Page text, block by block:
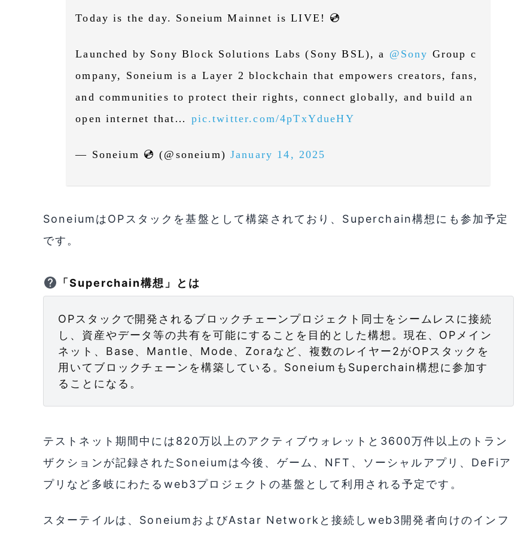
Today is the day. Soneium Mainnet is LIVE! 💿
Launched by Sony Block Solutions Labs (Sony BSL), a @Sony Group c
ompany, Soneium is a Layer 2 blockchain that empowers creators, fans,
and communities to protect their rights, connect globally, and build an
open internet that… pic.twitter.com/4pTxYdueHY
— Soneium 💿 (@soneium)January 14, 2025
SoneiumはOPスタックを基盤として構築されており、Superchain構想にも参加予定
です。
「Superchain構想」とは
OPスタックで開発されるブロックチェーンプロジェクト同士をシームレスに接続
し、資産やデータ等の共有を可能にすることを目的とした構想。現在、OPメイン
ネット、Base、Mantle、Mode、Zoraなど、複数のレイヤー2がOPスタックを
用いてブロックチェーンを構築している。SoneiumもSuperchain構想に参加す
ることになる。
テストネット期間中には820万以上のアクティブウォレットと3600万件以上のトラン
ザクションが記録されたSoneiumは今後、ゲーム、NFT、ソーシャルアプリ、DeFiア
プリなど多岐にわたるweb3プロジェクトの基盤として利用される予定です。
スターテイルは、SoneiumおよびAstar Networkと接続しweb3開発者向けのインフ